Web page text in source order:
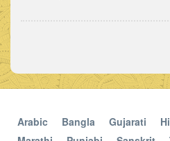
Arabic Bangla Gujarati